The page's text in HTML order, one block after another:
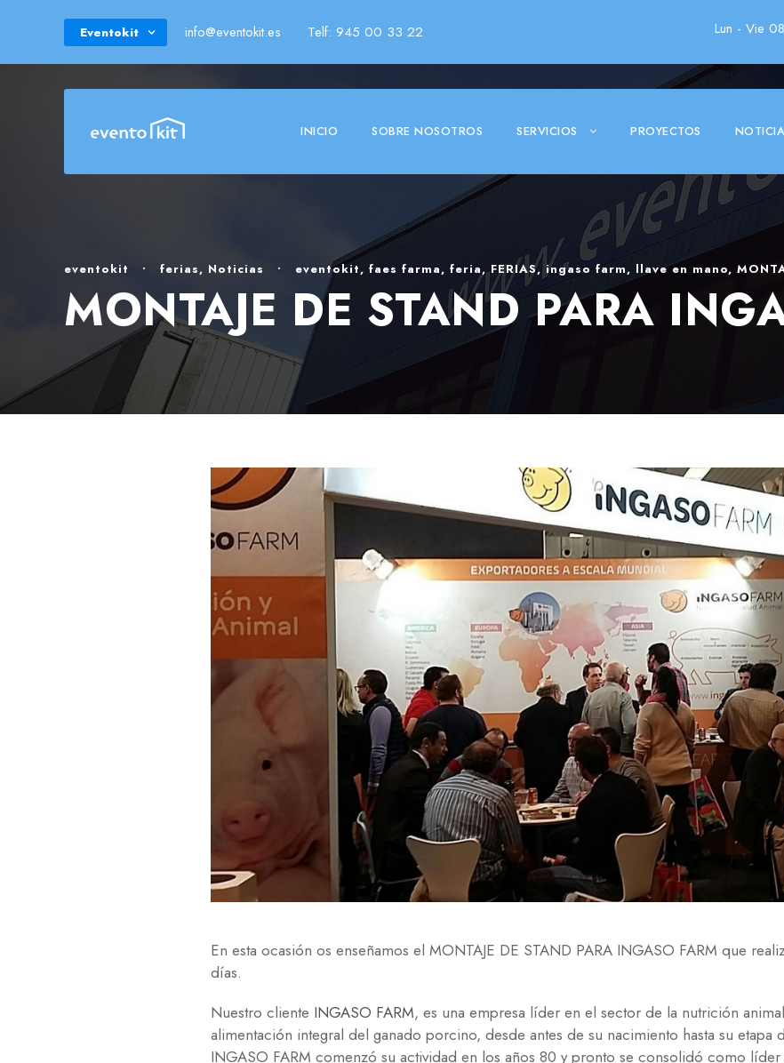
Eventokit info@eventokit.es Telf: 945 00 33 22 Lun - Vie
INICIO SOBRE NOSOTROS SERVICIOS PROYECTOS
eventokit • ferias, Noticias • eventokit, faes farma, feria, FERIAS, ingaso farm, llave en mano,
MONTAJE DE STAND PARA
En esta ocasión os enseñamos el MONTAJE DE STAND PARA INGASO FARM que
días.
Nuestro cliente INGASO FARM, es una empresa líder en el sector de la nutrición
alimentación integral del ganado porcino, desde antes de su nacimiento hasta su etapa
INGASO FARM comenzó su actividad en los años 80 y pronto se consolidó como